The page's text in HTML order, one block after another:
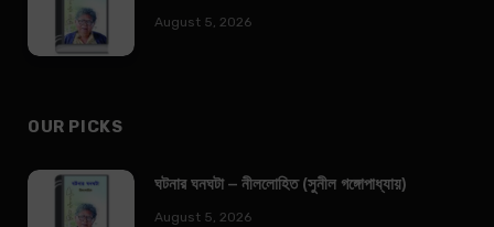
August 5, 2026
OUR PICKS
ঘটনার ঘনঘটা – নীললোহিত (সুনীল গঙ্গোপাধ্যায়)
August 5, 2026